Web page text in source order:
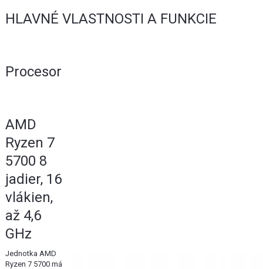
HLAVNÉ VLASTNOSTI A FUNKCIE
Procesor
AMD
Ryzen 7
5700 8
jadier, 16
vlákien,
až 4,6
GHz
Jednotka AMD
Ryzen 7 5700 má